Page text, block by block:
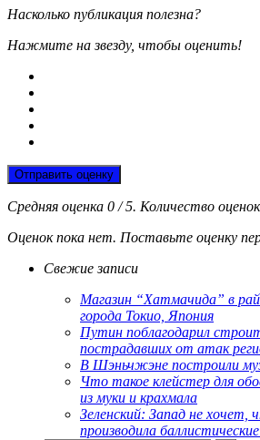
Насколько публикация полезна?
Нажмите на звезду, чтобы оценить!
Отправить оценку
Средняя оценка 0 / 5. Количество
Оценок пока нет. Поставьте оценку
Свежие записи
Магазин “Хатмачида” в
города Токио, Япония
Путин поблагодарил
пострадавших от атак
В Шэньчжэне построили
Что такое клейстер для
из муки и крахмала
Зеленский: Запад не хочет,
производила